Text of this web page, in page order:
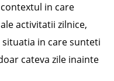
in care
activitatii zilnice,
in care sunteti
cateva zile inainte